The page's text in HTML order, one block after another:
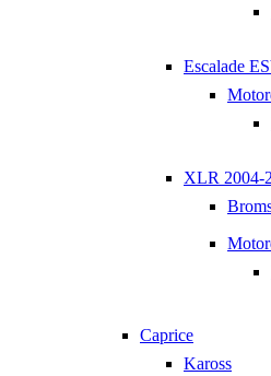
Escalade
XLR 2004-
Caprice
Kaross